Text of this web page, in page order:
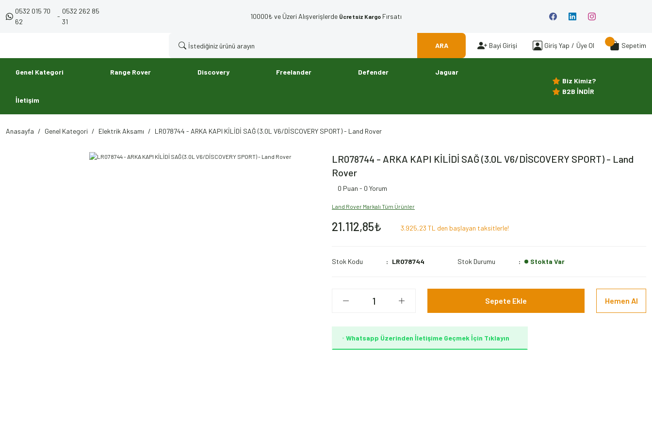
0532 015 70
62
-
0532 262 85
31
10000₺ ve Üzeri Alışverişlerde Ücretsiz Kargo Fırsatı
ARA Bayi Girişi Giriş Yap / Üye Ol Sepetim
Genel Kategori Range Rover Discovery Freelander Defender Jaguar
İletişim
Biz Kimiz?
B2B İNDİR
Anasayfa Genel Kategori Elektrik Aksamı LR078744 - ARKA KAPI KİLİDİ SAĞ (3.0L V6/DİSCOVERY SPORT) - Land Rover
LR078744 - ARKA KAPI KİLİDİ SAĞ (3.0L V6/DİSCOVERY SPORT) - Land
Rover
0 Puan - 0 Yorum
Land Rover Markalı Tüm Ürünler
21.112,85₺ 3.925,23 TL den başlayan taksitlerle!
Stok Kodu LR078744 Stok Durumu Stokta Var
Sepete Ekle Hemen Al
Whatsapp Üzerinden İletişime Geçmek İçin Tıklayın